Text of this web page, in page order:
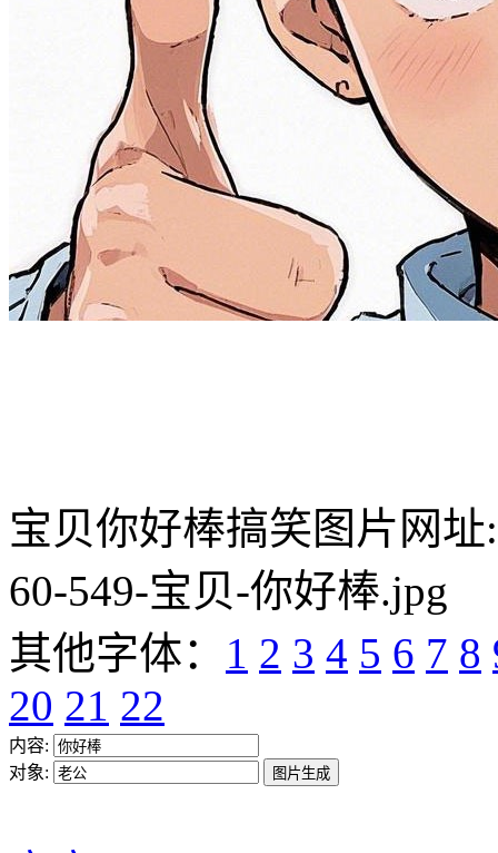
22
宝宝
亲亲
亲爱的
乖乖
亲爱的
小心肝
心肝宝贝
达令